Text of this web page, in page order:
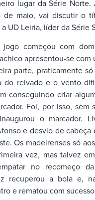
lugar da Série
de maio, vai discutir o
UD Leiria, líder da Série
jogo começou com
apresentou-se com
parte, praticamente
do relvado e o vento
conseguindo criar
Foi, por isso, sem
o marcador.
e desvio de cabeça
Os madeirenses só
vez, mas talvez
no recomeço
recuperou a bola e,
e rematou com